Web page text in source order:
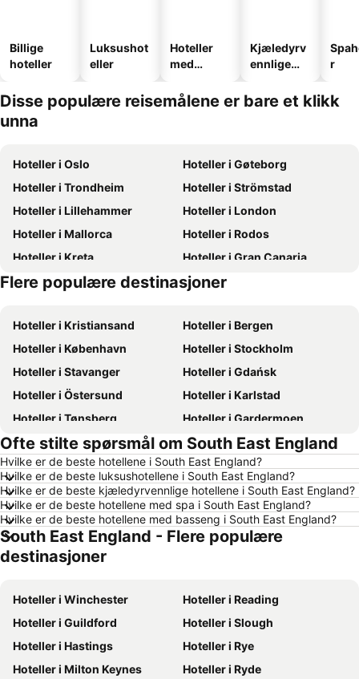
Billige
hoteller
Luksushot
eller
Hoteller
med
Kjæledyrv
ennlige
r
Disse populære reisemålene er bare et klikk
unna
Hoteller i Oslo
Hoteller i Gøteborg
Hoteller i Trondheim
Hoteller i Strömstad
Hoteller i Lillehammer
Hoteller i London
Hoteller i Mallorca
Hoteller i Rodos
Hoteller i Kreta
Hoteller i Gran Canaria
Hoteller i Sverige
Hoteller i Norge
Flere populære destinasjoner
Hoteller i Kristiansand
Hoteller i Bergen
Hoteller i København
Hoteller i Stockholm
Hoteller i Stavanger
Hoteller i Gdańsk
Hoteller i Östersund
Hoteller i Karlstad
Hoteller i Tønsberg
Hoteller i Gardermoen
Hoteller i Hamar
Hoteller i Bodø
Hoteller i Geilo
Hoteller i Arendal
Hoteller i Ålesund
Hoteller i Fredrikstad
Hoteller i Sandefjord
Hoteller i Aalborg
Hoteller i Roma
Hoteller i Hellas
Hoteller i Danmark
Hoteller i Spania
Hoteller i Gardasjøen
Hoteller i Malta
Hoteller i Region Nordjylland
Hoteller i Kypros
Hoteller i Tenerife
Hoteller i Italia
Hoteller i Kroatia
Ofte stilte spørsmål om South East England
Hvilke er de beste hotellene i South East England?
Hvilke er de beste luksushotellene i South East England?
Hvilke er de beste kjæledyrvennlige hotellene i South East England?
Hvilke er de beste hotellene med spa i South East England?
Hvilke er de beste hotellene med basseng i South East England?
South East England - Flere populære
destinasjoner
Hoteller i Winchester
Hoteller i Reading
Hoteller i Guildford
Hoteller i Slough
Hoteller i Hastings
Hoteller i Rye
Hoteller i Milton Keynes
Hoteller i Ryde